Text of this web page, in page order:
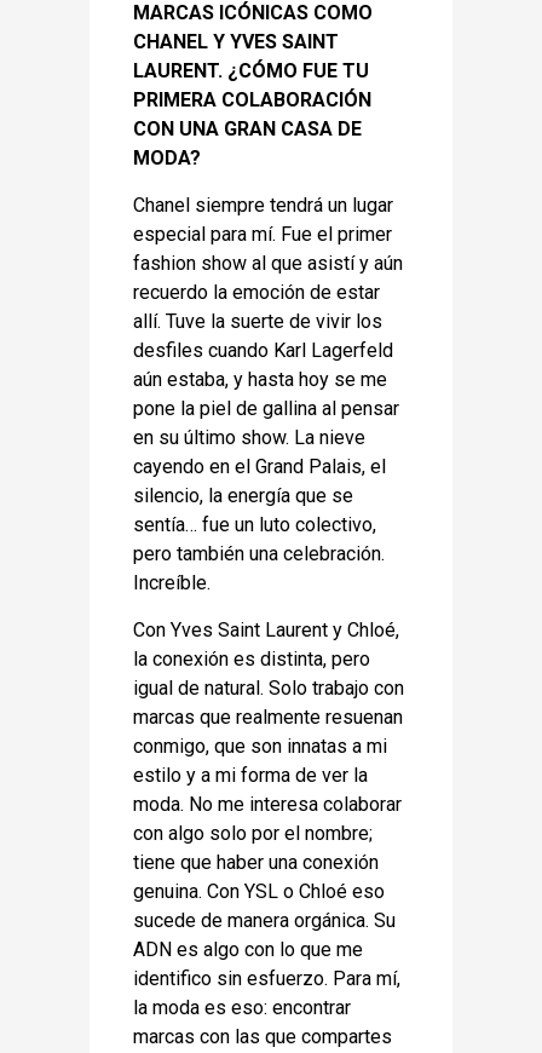
MARCAS ICÓNICAS COMO
CHANEL Y YVES SAINT
LAURENT. ¿CÓMO FUE TU
PRIMERA COLABORACIÓN
CON UNA GRAN CASA DE
MODA?
Chanel siempre tendrá un lugar
especial para mí. Fue el primer
fashion show al que asistí y aún
recuerdo la emoción de estar
allí. Tuve la suerte de vivir los
desfiles cuando Karl Lagerfeld
aún estaba, y hasta hoy se me
pone la piel de gallina al pensar
en su último show. La nieve
cayendo en el Grand Palais, el
silencio, la energía que se
sentía… fue un luto colectivo,
pero también una celebración.
Increíble.
Con Yves Saint Laurent y Chloé,
la conexión es distinta, pero
igual de natural. Solo trabajo con
marcas que realmente resuenan
conmigo, que son innatas a mi
estilo y a mi forma de ver la
moda. No me interesa colaborar
con algo solo por el nombre;
tiene que haber una conexión
genuina. Con YSL o Chloé eso
sucede de manera orgánica. Su
ADN es algo con lo que me
identifico sin esfuerzo. Para mí,
la moda es eso: encontrar
marcas con las que compartes